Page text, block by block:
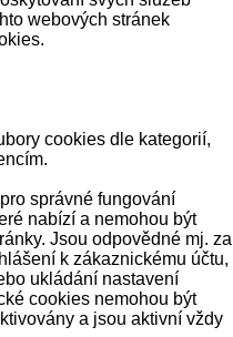
webových stránek
cookies dle kategorií,
správné fungování
nabízí a nemohou být
Jsou odpovědné mj. za
k zákaznickému účtu,
ukládání nastavení
cookies nemohou být
a jsou aktivní vždy